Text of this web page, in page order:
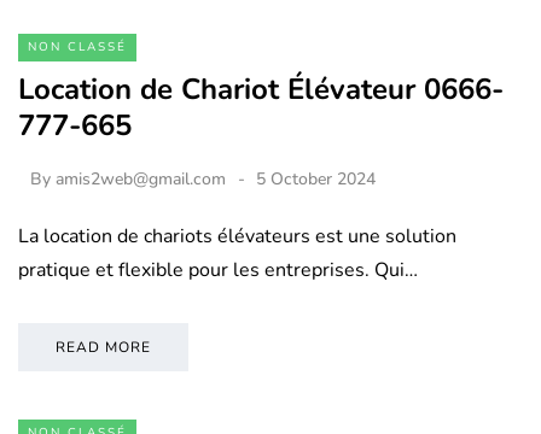
NON CLASSÉ
Location de Chariot Élévateur 0666-
777-665
By amis2web@gmail.com 5 October 2024
La location de chariots élévateurs est une solution
pratique et flexible pour les entreprises. Qui…
READ MORE